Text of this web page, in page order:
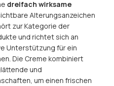
dreifach wirksame
Alterungsanzeichen
zur Kategorie der
und richtet sich an
Unterstützung für ein
Die Creme kombiniert
und
um einen frischen